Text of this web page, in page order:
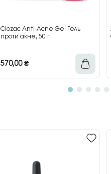
Clozac Anti-Acne Gel Гель
проти акне, 50 г
570,00₴